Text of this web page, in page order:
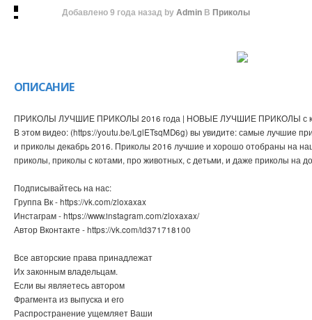
Добавлено 9 года назадby AdminВ Приколы
ОПИСАНИЕ
ПРИКОЛЫ ЛУЧШИЕ ПРИКОЛЫ 2016 года | НОВЫЕ ЛУЧШИЕ ПРИКОЛЫ с
В этом видео: (https://youtu.be/LglETsqMD6g) вы увидите: самые лучшие
и приколы декабрь 2016. Приколы 2016 лучшие и хорошо отобраны на
приколы, приколы с котами, про животных, с детьми, и даже приколы на
Подписывайтесь на нас:
Группа Вк - https://vk.com/zloxaxax
Инстаграм - https://www.instagram.com/zloxaxax/
Автор Вконтакте - https://vk.com/id371718100
Все авторские права принадлежат
Их законным владельцам.
Если вы являетесь автором
Фрагмента из выпуска и его
Распространение ущемляет Ваши